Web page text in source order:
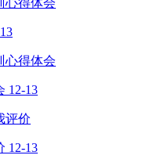
心得体会
心得体会
12-13
评价
12-13